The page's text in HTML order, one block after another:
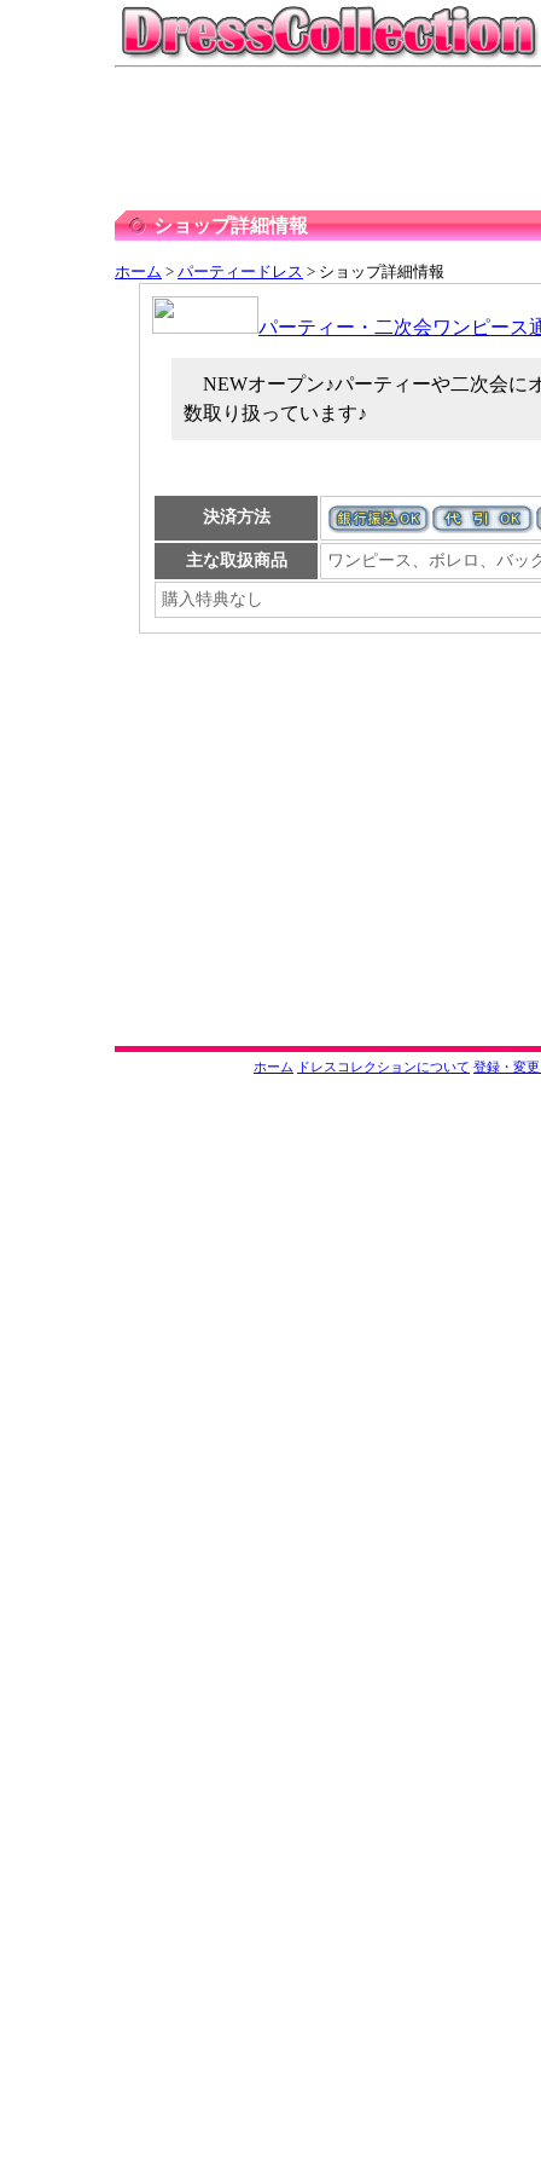
ショップ詳細情報
ホーム > パーティードレス > ショップ詳細情報
パーティー・二次会ワンピース
NEWオープン♪パーティーや二次会に
数取り扱っています♪
決済方法
主な取扱商品 ワンピース ボレロ バッ
購入特典なし
ホーム ドレスコレクションについて 登録・変